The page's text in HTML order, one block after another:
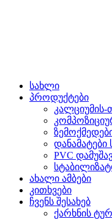
სახლი
პროდუქტები
დანამატები
PVC
ახალი ამბები
კითხვები
ჩვენს შესახებ
ქარხნის